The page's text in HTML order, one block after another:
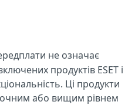
не означає
продуктів ESET і
Ці продукти
або вищим рівнем